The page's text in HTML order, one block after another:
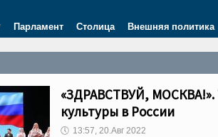
Парламент Столица Внешняя политика
«ЗДРАВСТВУЙ, МОСКВА!».
культуры в России
🕔 13:57, 20.Авг 2022